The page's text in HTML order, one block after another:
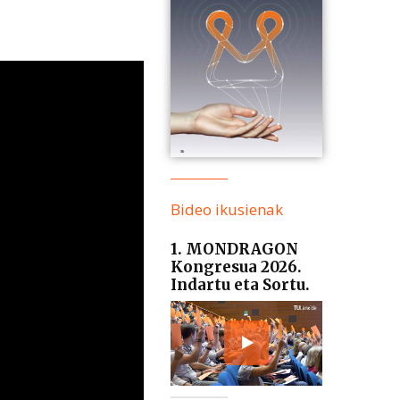
Bideo ikusienak
1. MONDRAGON
Kongresua 2026.
Indartu eta Sortu.